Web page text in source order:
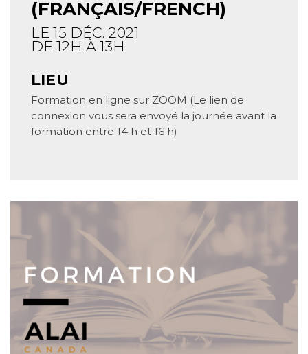
(FRANÇAIS/FRENCH)
LE 15 DÉC. 2021
DE 12H À 13H
LIEU
Formation en ligne sur ZOOM (Le lien de
connexion vous sera envoyé la journée avant la
formation entre 14 h et 16 h)